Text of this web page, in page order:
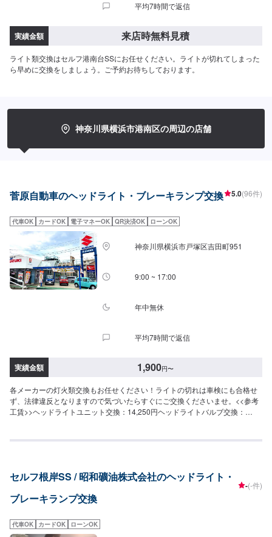
平均7時間で返信
実績金額 来店時無料見積
ライト類交換はセルフ港南台SSにお任せください。ライトが切れてしまった
ら早めに交換をしましょう。ご予約お待ちしております。
神奈川県横浜市港南区の周辺の店舗
菅原自動車のヘッドライト・ブレーキランプ交換 5.0(96件)
代車OK カードOK 電子マネーOK QR決済OK ローンOK
神奈川県横浜市戸塚区吉田町951
9:00 ~ 17:00
年中無休
平均7時間で返信
実績金額 1,900円〜
各メーカーの灯火類交換もお任せください！ライトの切れは車検にも合格せ
ず、法律違反となりますので気づいたらすぐにご交換くださいませ。<<参考
工賃>>ヘッドライトユニット交換：14,250円ヘッドライトバルブ交換：
富な資格保持者が多数在籍>>自動車検査員が5名、二級整備士が5名、車体整
店を心よりお待ちしております！
セルフ根岸SS / 昭和礦油株式会社のヘッドライト・
ブレーキランプ交換
-(-件)
代車OK カードOK ローンOK